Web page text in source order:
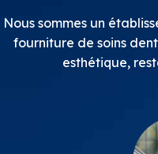
Nous sommes un
fourniture de soins
esthétique,